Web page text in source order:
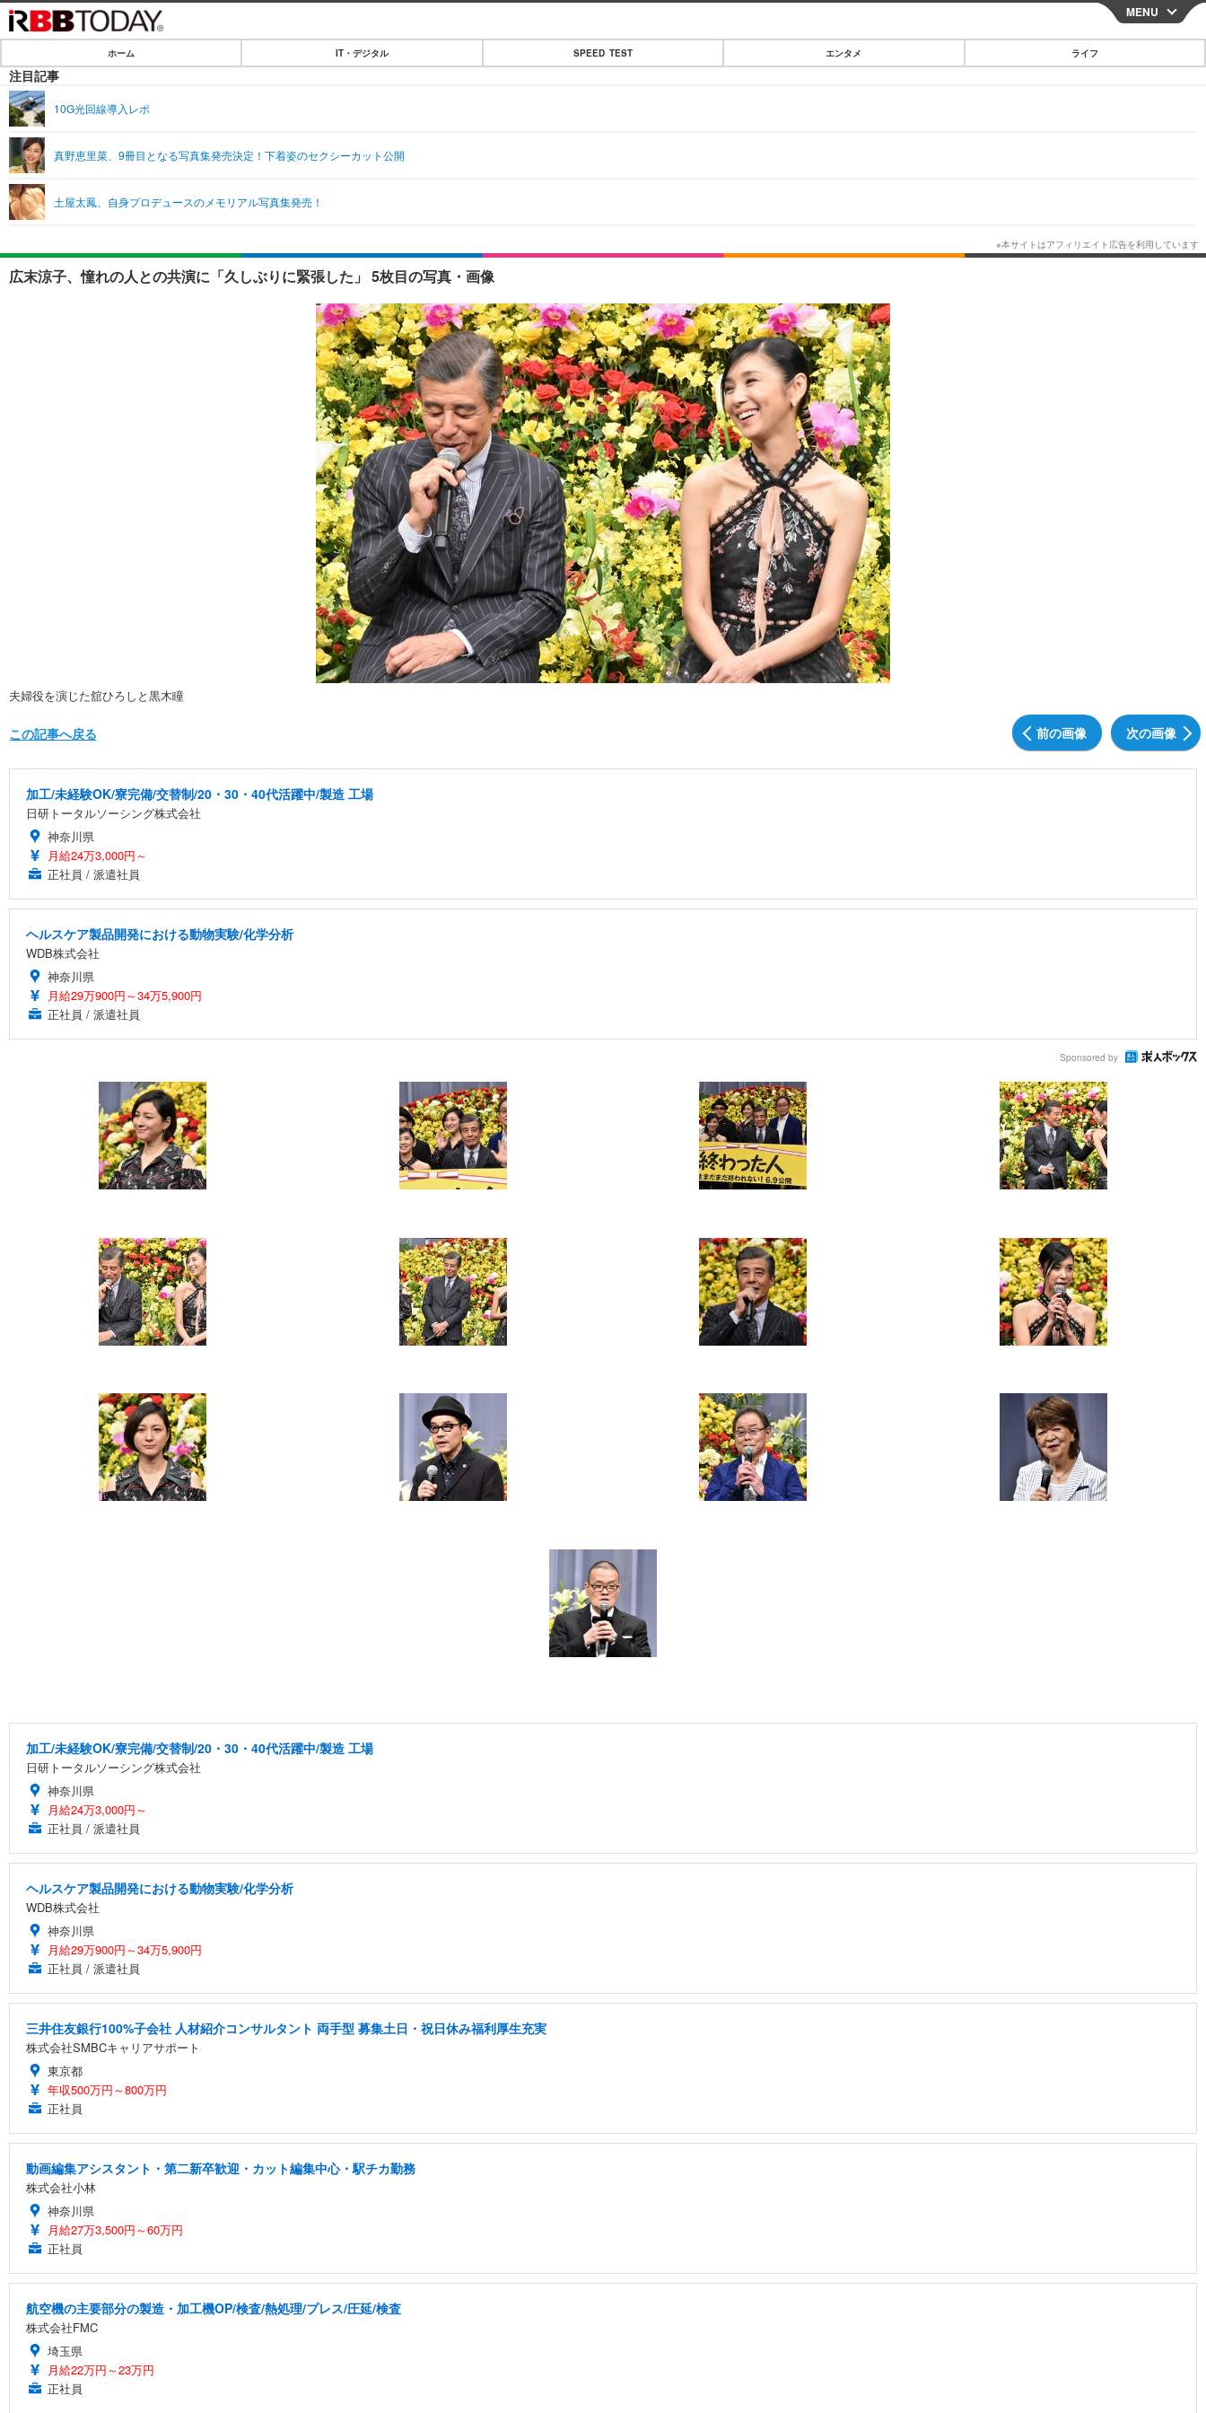
CLOSE
IT・デジタル
ショッピング
SPEED TEST
エンタメ
エンタメTOP
音楽
グラビア ブログ
ショッピング その他
ライフ
ライフTOP グルメ
ペット
その他
リリース一覧
MENU
ホーム IT・デジタル SPEED TEST エンタメ ライフ
注目記事
10G光回線導入レポ
真野恵里菜、9冊目となる写真集発売決定！下着姿のセクシーカット公開
土屋太鳳、自身プロデュースのメモリアル写真集発売！
広末涼子、憧れの人との共演に「久しぶりに緊張した」 5枚目の写真・画像
夫婦役を演じた舘ひろしと黒木瞳
前の画像 次の画像
この記事へ戻る
加工/未経験OK/寮完備/交替制/20・30・40代活躍中/製造 工場
日研トータルソーシング株式会社
神奈川県
月給24万3,000円～
正社員 / 派遣社員
ヘルスケア製品開発における動物実験/化学分析
WDB株式会社
神奈川県
月給29万900円～34万5,900円
正社員 / 派遣社員
Sponsored by
加工/未経験OK/寮完備/交替制/20・30・40代活躍中/製造 工場
日研トータルソーシング株式会社
神奈川県
月給24万3,000円～
正社員 / 派遣社員
ヘルスケア製品開発における動物実験/化学分析
WDB株式会社
神奈川県
月給29万900円～34万5,900円
正社員 / 派遣社員
三井住友銀行100%子会社 人材紹介コンサルタント 両手型 募集土日・祝日休み福利厚生充実
株式会社SMBCキャリアサポート
東京都
年収500万円～800万円
正社員
動画編集アシスタント・第二新卒歓迎・カット編集中心・駅チカ勤務
株式会社小林
神奈川県
月給27万3,500円～60万円
正社員
航空機の主要部分の製造・加工機OP/検査/熱処理/プレス/圧延/検査
株式会社FMC
埼玉県
月給22万円～23万円
正社員